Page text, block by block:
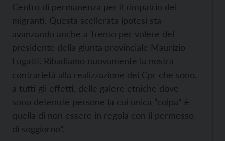
Centro di permanenza per il rimpatrio dei
migranti. Questa scellerata ipotesi sta
avanzando anche a Trento per volere del
presidente della giunta provinciale Maurizio
Fugatti. Ribadiamo nuovamente la nostra
contrarietà alla realizzazione dei Cpr che sono,
a tutti gli effetti, delle galere etniche dove
sono detenute persone la cui unica “colpa” è
quella di non essere in regola con il permesso
di soggiorno”.